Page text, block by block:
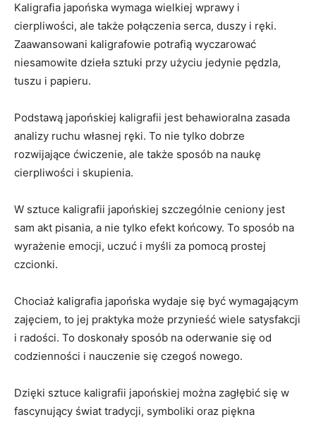
Kaligrafia japońska wymaga wielkiej wprawy i
cierpliwości, ale także połączenia‍ serca,⁢ duszy i ręki.⁤
Zaawansowani ‌kaligrafowie‌ potrafią wyczarować
niesamowite ⁤dzieła sztuki przy użyciu jedynie pędzla,
tuszu i papieru.
Podstawą japońskiej kaligrafii jest behawioralna zasada
analizy ruchu własnej ręki. To nie tylko dobrze
rozwijające ćwiczenie, ale ​także sposób na naukę
cierpliwości i skupienia.
W ⁣sztuce kaligrafii japońskiej szczególnie ceniony jest
sam akt pisania, ​a nie tylko efekt końcowy. To sposób na
wyrażenie emocji,‍ uczuć ​i myśli za pomocą⁣ prostej
czcionki.
Chociaż kaligrafia japońska wydaje się być wymagającym
zajęciem, to jej praktyka może przynieść⁢ wiele satysfakcji
i radości. To doskonały sposób na⁤ oderwanie się od
codzienności i nauczenie się czegoś nowego.
⁣Dzięki sztuce kaligrafii japońskiej można zagłębić się w
fascynujący ​świat ⁣tradycji, ‍symboliki oraz piękna